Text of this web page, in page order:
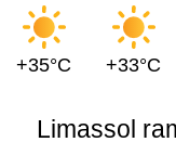
+35°C +33°C
Limassol